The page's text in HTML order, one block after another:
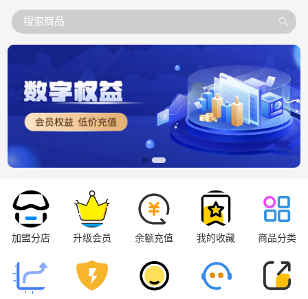
搜索商品
加盟分店 升级会员 余额充值 我的收藏 商品分类